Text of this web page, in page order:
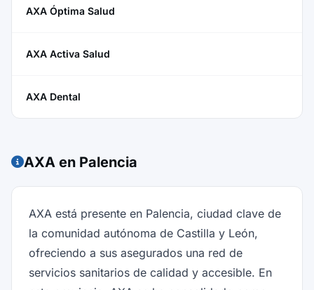
AXA Óptima Salud
AXA Activa Salud
AXA Dental
AXA en Palencia
AXA está presente en Palencia, ciudad clave de
la comunidad autónoma de Castilla y León,
ofreciendo a sus asegurados una red de
servicios sanitarios de calidad y accesible. En